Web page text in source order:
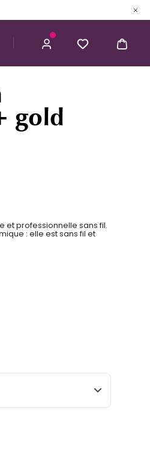
Kérastase
gold
et professionnelle sans fil.
: elle est sans fil et